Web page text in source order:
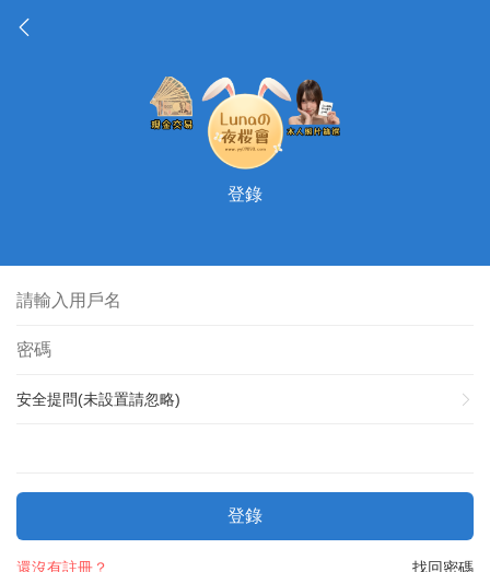
登錄
安全提問(未設置請忽略)
登錄
找回密碼
還沒有註冊？